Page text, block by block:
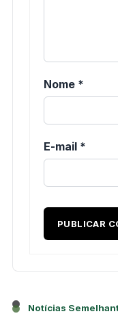
Nome *
E-mail *
Notícias